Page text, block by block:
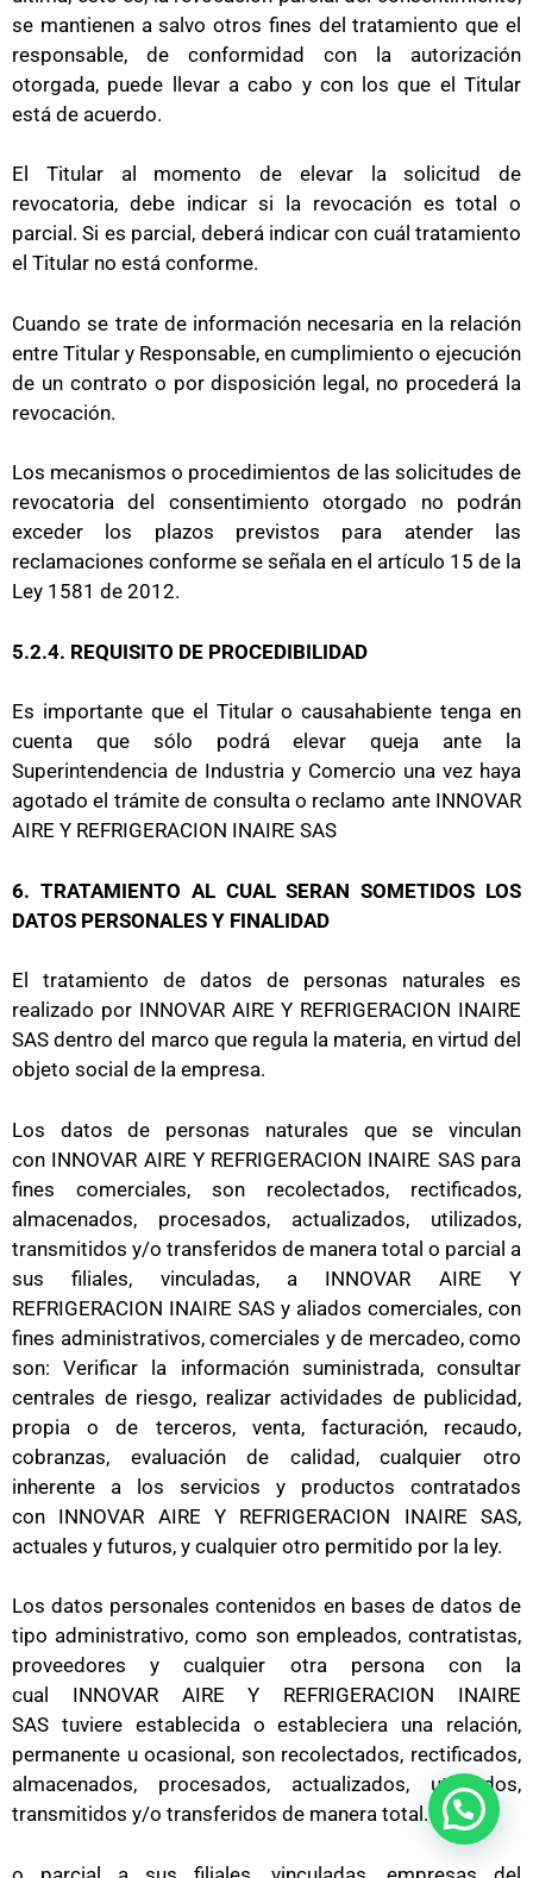
se mantienen a salvo otros fines del tratamiento que el
responsable, de conformidad con la autorización
otorgada, puede llevar a cabo y con los que el Titular
está de acuerdo.
El Titular al momento de elevar la solicitud de
revocatoria, debe indicar si la revocación es total o
parcial. Si es parcial, deberá indicar con cuál tratamiento
el Titular no está conforme.
Cuando se trate de información necesaria en la relación
entre Titular y Responsable, en cumplimiento o ejecución
de un contrato o por disposición legal, no procederá la
revocación.
Los mecanismos o procedimientos de las solicitudes de
revocatoria del consentimiento otorgado no podrán
exceder los plazos previstos para atender las
reclamaciones conforme se señala en el artículo 15 de la
Ley 1581 de 2012.
5.2.4. REQUISITO DE PROCEDIBILIDAD
Es importante que el Titular o causahabiente tenga en
cuenta que sólo podrá elevar queja ante la
Superintendencia de Industria y Comercio una vez haya
agotado el trámite de consulta o reclamo ante INNOVAR
AIRE Y REFRIGERACION INAIRE SAS
6. TRATAMIENTO AL CUAL SERAN SOMETIDOS LOS
DATOS PERSONALES Y FINALIDAD
El tratamiento de datos de personas naturales es
realizado por INNOVAR AIRE Y REFRIGERACION INAIRE
SAS dentro del marco que regula la materia, en virtud del
objeto social de la empresa.
Los datos de personas naturales que se vinculan
con INNOVAR AIRE Y REFRIGERACION INAIRE SAS para
fines comerciales, son recolectados, rectificados,
almacenados, procesados, actualizados, utilizados,
transmitidos y/o transferidos de manera total o parcial a
sus filiales, vinculadas, a INNOVAR AIRE Y
REFRIGERACION INAIRE SAS y aliados comerciales, con
fines administrativos, comerciales y de mercadeo, como
son: Verificar la información suministrada, consultar
centrales de riesgo, realizar actividades de publicidad,
propia o de terceros, venta, facturación, recaudo,
cobranzas, evaluación de calidad, cualquier otro
inherente a los servicios y productos contratados
con INNOVAR AIRE Y REFRIGERACION INAIRE SAS,
actuales y futuros, y cualquier otro permitido por la ley.
Los datos personales contenidos en bases de datos de
tipo administrativo, como son empleados, contratistas,
proveedores y cualquier otra persona con la
cual INNOVAR AIRE Y REFRIGERACION INAIRE
SAS tuviere establecida o estableciera una relación,
permanente u ocasional, son recolectados, rectificados,
almacenados, procesados, actualizados, utilizados,
transmitidos y/o transferidos de manera total.